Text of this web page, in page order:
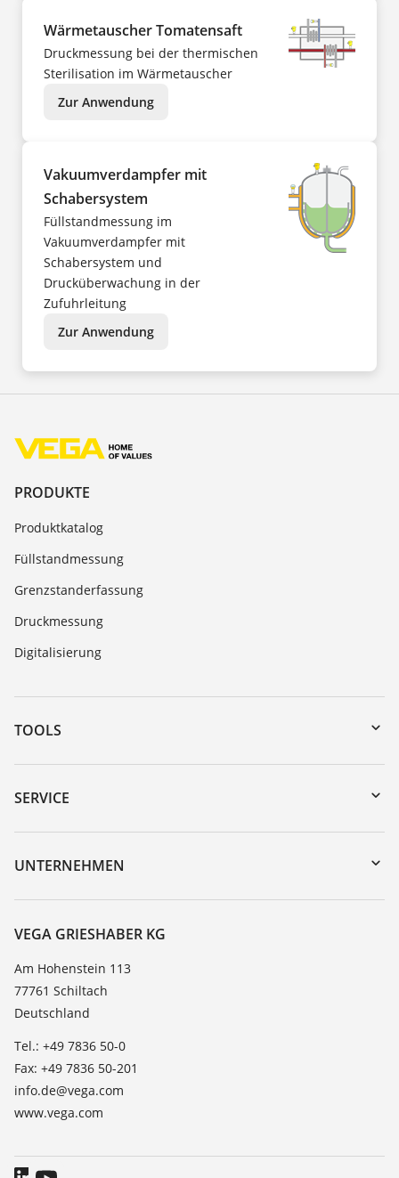
Wärmetauscher Tomatensaft
Druckmessung bei der thermischen
Sterilisation im Wärmetauscher
Zur Anwendung
Vakuumverdampfer mit
Schabersystem
Füllstandmessung im
Vakuumverdampfer mit
Schabersystem und
Drucküberwachung in der
Zufuhrleitung
Zur Anwendung
PRODUKTE
Produktkatalog
Füllstandmessung
Grenzstanderfassung
Druckmessung
Digitalisierung
TOOLS
Download-Center
Gerätesuche (Seriennummer)
DTM Collection/PACTware
SERVICE
Geräterücksendung
Trainings
Beständigkeitsliste
TeamViewer
UNTERNEHMEN
Karriere
Über VEGA
Kontakt
News
Presse
Blog
VEGA GRIESHABER KG
Am Hohenstein 113
77761 Schiltach
Deutschland
Tel.: +49 7836 50-0
Fax: +49 7836 50-201
info.de@vega.com
www.vega.com